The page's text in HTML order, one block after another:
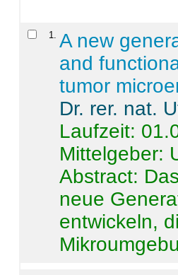
1
A new
and
tumor
Dr. rer. nat.
Laufzeit:
Mittelgeber:
Abstract:
neue
entwickeln,